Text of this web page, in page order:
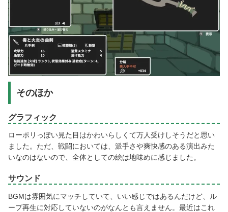
そのほか
グラフィック
ローポリっぽい見た目はかわいらしくて万人受けしそうだと思い
ました。ただ、戦闘においては、派手さや爽快感のある演出みた
いなのはないので、全体としての絵は地味めに感じました。
サウンド
BGMは雰囲気にマッチしていて、いい感じではあるんだけど、ル
ープ再生に対応していないのがなんとも言えません。最近はこれ